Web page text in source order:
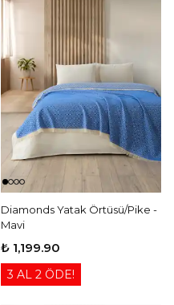
Diamonds Yatak Örtüsü/Pike -
Mavi
₺ 1,199.90
3 AL 2 ÖDE!